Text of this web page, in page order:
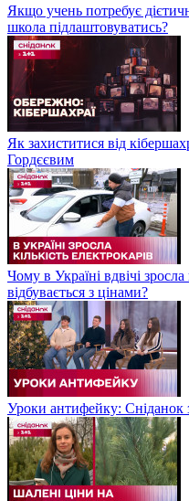
Якщо учень потребує
школа підлаштовуватись?
Як захиститися від
Гордєєвим
Чому в Україні вдвічі зросла
відбувається з цінами?
Уроки антифейку: Сніданок